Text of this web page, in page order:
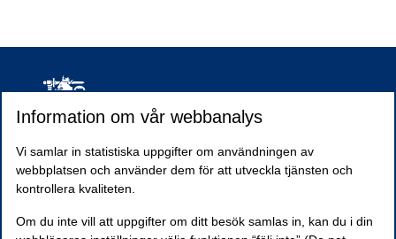
Information om vår webbanalys
Vi samlar in statistiska uppgifter om användningen av
webbplatsen och använder dem för att utveckla tjänsten och
kontrollera kvaliteten.
Om du inte vill att uppgifter om ditt besök samlas in, kan du i din
Dataskydd
Tillgänglighetsutlåtande
Frågor och svar om uppföljningen